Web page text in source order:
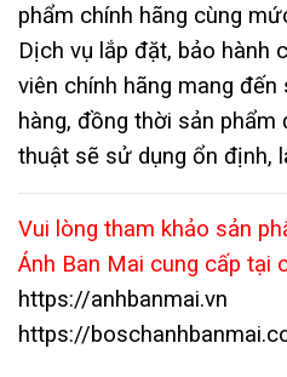
phẩm chính hãng cùng
Dịch vụ lắp đặt, bảo hành
viên chính hãng mang
hàng, đồng thời sản
thuật sẽ sử dụng ổn định,
Vui lòng tham khảo sản
Ánh Ban Mai cung cấp tại
https://anhbanmai.vn
https://